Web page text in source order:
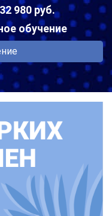
980 руб.
обучение